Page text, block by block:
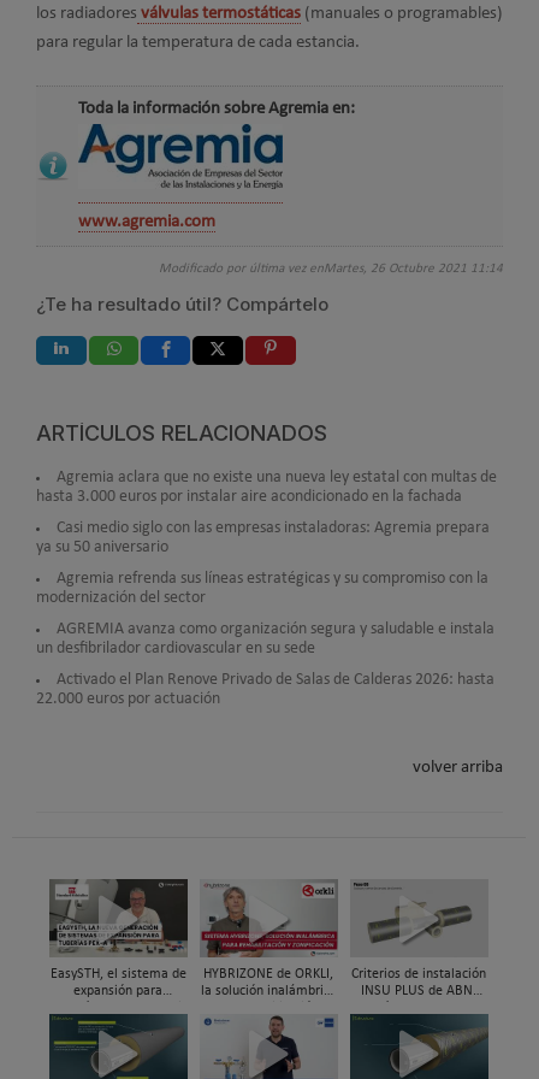
los radiadores válvulas termostáticas (manuales o programables)
para regular la temperatura de cada estancia.
Toda la información sobre Agremia en:
www.agremia.com
Modificado por última vez enMartes, 26 Octubre 2021 11:14
¿Te ha resultado útil? Compártelo
ARTÍCULOS RELACIONADOS
Agremia aclara que no existe una nueva ley estatal con multas de
hasta 3.000 euros por instalar aire acondicionado en la fachada
Casi medio siglo con las empresas instaladoras: Agremia prepara
ya su 50 aniversario
Agremia refrenda sus líneas estratégicas y su compromiso con la
modernización del sector
AGREMIA avanza como organización segura y saludable e instala
un desfibrilador cardiovascular en su sede
Activado el Plan Renove Privado de Salas de Calderas 2026: hasta
22.000 euros por actuación
volver arriba
EasySTH, el sistema de
expansión para
Mestres, Standard
Hidráulica
HYBRIZONE de ORKLI,
la solución inalámbrica
zonificación del clima
en vivienda
Criterios de instalación
INSU PLUS de ABN,